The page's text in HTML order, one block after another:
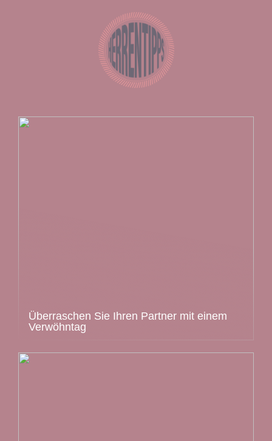
Überraschen Sie Ihren Partner mit einem
Verwöhntag